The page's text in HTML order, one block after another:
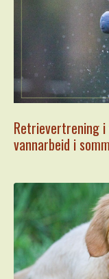
Retrievertrening i
vannarbeid i